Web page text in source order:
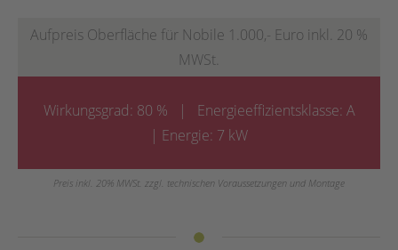
Aufpreis Oberfläche für Nobile 1.000,- Euro inkl. 20 %
MWSt.
Wirkungsgrad: 80 % | Energieeffizientsklasse: A
| Energie: 7 kW
Preis inkl. 20% MWSt. zzgl. technischen Voraussetzungen und Montage